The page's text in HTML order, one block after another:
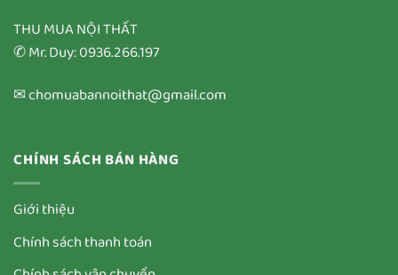
THU MUA NỘI THẤT
✆ Mr. Duy: 0936.266.197
✉ chomuabannoithat@gmail.com
CHÍNH SÁCH BÁN HÀNG
Giới thiệu
Chính sách thanh toán